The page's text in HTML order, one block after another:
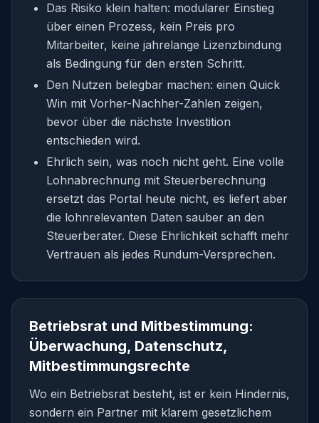
Das Risiko klein halten: modularer Einstieg
über einen Prozess, kein Preis pro
Mitarbeiter, keine jahrelange Lizenzbindung
als Bedingung für den ersten Schritt.
Den Nutzen belegbar machen: einen Quick
Win mit Vorher-Nachher-Zahlen zeigen,
bevor über die nächste Investition
entschieden wird.
Ehrlich sein, was noch nicht geht. Eine volle
Lohnabrechnung mit Steuerberechnung
ersetzt das Portal heute nicht, es liefert aber
die lohnrelevanten Daten sauber an den
Steuerberater. Diese Ehrlichkeit schafft mehr
Vertrauen als jedes Rundum-Versprechen.
Betriebsrat und Mitbestimmung:
Überwachung, Datenschutz,
Mitbestimmungsrechte
Wo ein Betriebsrat besteht, ist er kein Hindernis,
sondern ein Partner mit klarem gesetzlichem